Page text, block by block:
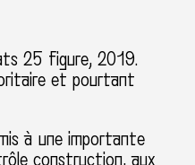
25 figure, 2019.
et pourtant
à une importante
construction, aux